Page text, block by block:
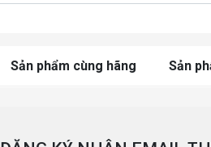
Sản phẩm cùng hãng Sản